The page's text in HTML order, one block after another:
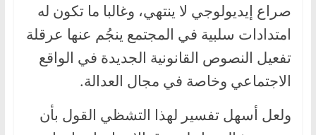
صراع إيديولوجي لا ينتهي، وغالبا ما تكون له
امتدادات سلبية في المجتمع ينجُم عنها عرقلة
تفعيل النصوص القانونية الجديدة في الواقع
الاجتماعي وخاصة في مجال العدالة.
ولعل أسهل تفسير لهذا التشظي القول بأن